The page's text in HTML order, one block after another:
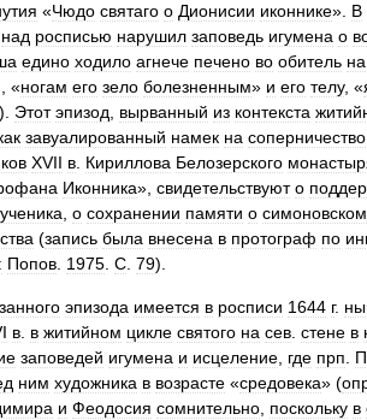
«Чюдо святаго о Дионисии иконнике». В
над росписью нарушил заповедь игумена о
едино ходило агнече печено во обитель на
., «ногам его зело болезненным» и его телу, «
). Этот эпизод вырванный из контекста
завуалированный намек на соперничество
XVII в Кириллова Белозерского
Иконника», свидетельствуют о
ученика о сохранении памяти о симоновском
(запись была внесена в протограф по
: Попов 1975 С 79).
эпизода имеется в росписи 1644 г.
в в житийном цикле святого на сев стене в
заповедей игумена и исцеление где прп
ним художника в возрасте «средовека» (
и Феодосия сомнительно поскольку в